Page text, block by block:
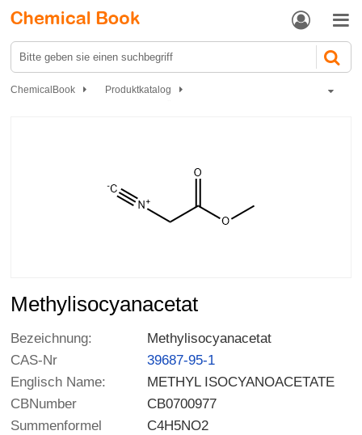
 
ChemicalBook
Produktkatalog
Methylisocyanacetat
Bezeichnung:
Methylisocyanacetat
CAS-Nr
39687-95-1
Englisch Name:
METHYL ISOCYANOACETATE
CBNumber
CB0700977
Summenformel
C4H5NO2